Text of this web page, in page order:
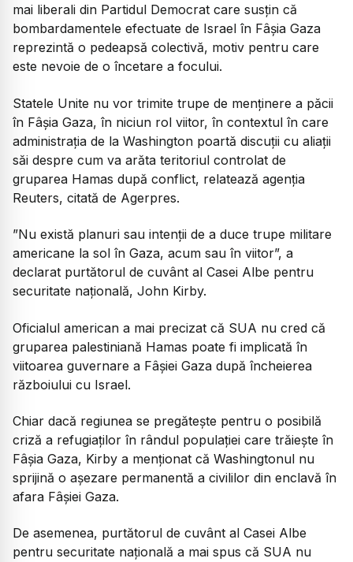
mai liberali din Partidul Democrat care susțin că
bombardamentele efectuate de Israel în Fâșia Gaza
reprezintă o pedeapsă colectivă, motiv pentru care
este nevoie de o încetare a focului.
Statele Unite nu vor trimite trupe de menținere a păcii
în Fâșia Gaza, în niciun rol viitor, în contextul în care
administrația de la Washington poartă discuții cu aliații
săi despre cum va arăta teritoriul controlat de
gruparea Hamas după conflict, relatează agenția
Reuters, citată de Agerpres.
”Nu există planuri sau intenţii de a duce trupe militare
americane la sol în Gaza, acum sau în viitor”, a
declarat purtătorul de cuvânt al Casei Albe pentru
securitate naţională, John Kirby.
Oficialul american a mai precizat că SUA nu cred că
gruparea palestiniană Hamas poate fi implicată în
viitoarea guvernare a Fâșiei Gaza după încheierea
războiului cu Israel.
Chiar dacă regiunea se pregăteşte pentru o posibilă
criză a refugiaţilor în rândul populaţiei care trăieşte în
Fâşia Gaza, Kirby a menționat că Washingtonul nu
sprijină o aşezare permanentă a civililor din enclavă în
afara Fâşiei Gaza.
De asemenea, purtătorul de cuvânt al Casei Albe
pentru securitate naţională a mai spus că SUA nu